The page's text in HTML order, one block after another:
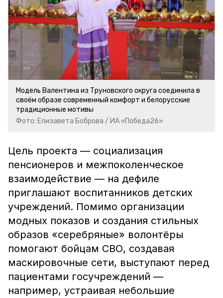
Модель Валентина из Труновского округа соединила в
своём образе современный комфорт и белорусские
традиционные мотивы
Фото: Елизавета Боброва / ИА «Победа26»
Цель проекта — социализация
пенсионеров и межпоколенческое
взаимодействие — на дефиле
приглашают воспитанников детских
учреждений. Помимо организации
модных показов и создания стильных
образов «серебряные» волонтёры
помогают бойцам СВО, создавая
маскировочные сети, выступают перед
пациентами госучреждений —
например, устраивая небольшие